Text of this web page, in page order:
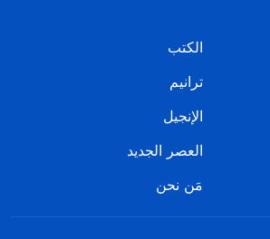
الكتب
ترانيم
الإنجيل
العصر الجديد
مَن نحن